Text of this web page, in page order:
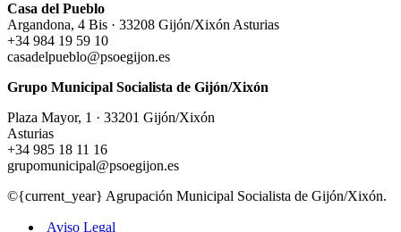
Casa del Pueblo
Argandona, 4 Bis · 33208 Gijón/Xixón Asturias
+34 984 19 59 10
casadelpueblo@psoegijon.es
Grupo Municipal Socialista de Gijón/Xixón
Plaza Mayor, 1 · 33201 Gijón/Xixón
Asturias
+34 985 18 11 16
grupomunicipal@psoegijon.es
©{current_year} Agrupación Municipal Socialista de Gijón/Xixón.
Aviso Legal